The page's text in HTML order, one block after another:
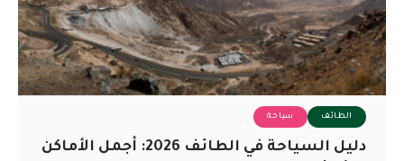
الطائف سياحة
دليل السياحة في الطائف 2026: أجمل الأماكن